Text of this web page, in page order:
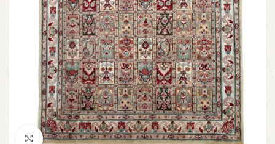
Click to enlarge